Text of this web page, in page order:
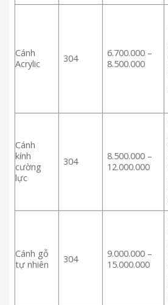
Cánh
Acrylic
304
6.700.000 –
8.500.000
Cánh
kính
cường
lực
304
8.500.000 –
12.000.000
Cánh gỗ
tự nhiên
304
9.000.000 –
15.000.000